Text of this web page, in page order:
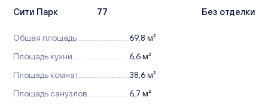
Сити Парк 77 Без отделки
Общая площадь
69,8 м²
Площадь кухни
6,6 м²
Площадь комнат
38,6 м²
Площадь санузлов
6,7 м²